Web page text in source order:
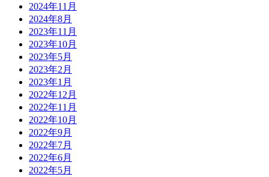
2024年11月
2024年8月
2023年11月
2023年10月
2023年5月
2023年2月
2023年1月
2022年12月
2022年11月
2022年10月
2022年9月
2022年7月
2022年6月
2022年5月